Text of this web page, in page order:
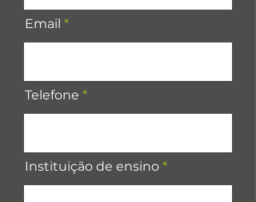
Email
Telefone
Instituição de ensino